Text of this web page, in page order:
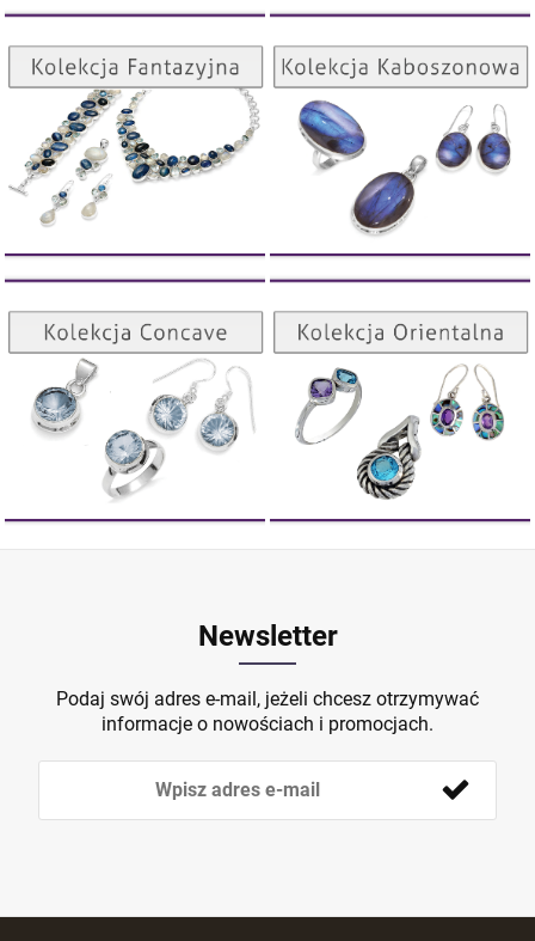
Kolekcja Fantazyjna
ZOBACZ
Kolekcja Kaboszonowa
ZOBACZ
Kolekcja Concave
ZOBACZ
Kolekcja Orientalna
ZOBACZ
Newsletter
Podaj swój adres e-mail, jeżeli chcesz otrzymywać
informacje o nowościach i promocjach.